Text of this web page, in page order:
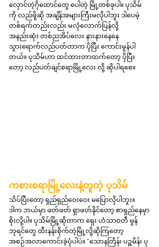
လှောင်တဲ့ဂိုထောင်တွေ ပေါတဲ့ မြို့တစ်ခုပါ။ ပုသိမ်
ကို လည်ဖို့ဆို အချိန်အများကြီးမလိုပါဘူး ဒါပေမဲ့
တစ်ရက်တည်းလည်း မလုံလောက်ပြန်လို့
အနည်းဆုံး တစ်ညအိပ်လေး နားနားနေနေ
သွားရောက်လည်ပတ်တာက ပိုပြီး ကောင်းမွန်ပါ
တယ်။ ပုသိမ်ဟာ ထင်ထားတာထက်တော့ ပိုပြီး
တော့ လည်ပတ်ချင်စရာမြို့လေး လို့ ဆိုပါရစေ။
ကစားစရာမြို့လေးနဲ့တူတဲ့ ပုသိမ်
သိပ်ပြီးတော့ ရှည်ရှည်ဝေးဝေး မပြောလိုပါဘူး။
ဒါက ဘယ်မှာ ဖတ်ဖတ် ရှာဖတ်နိုင်တော့ စာရှည်နေမှာ
စိုးလို့ပါ။ ပုသိမ်မြို့ဆိုတာက ရှေး ဟံသာဝတီ မွန်
ဘုရင်တွေ ထီးနန်းစိုက်တဲ့မြို့လို့ဆိုကြတော့
အစဉ်အလာကောင်းခဲ့ပုံပါပဲ။ “သောနတြိန်၊ ပဉ္စမိန်၊ ပု